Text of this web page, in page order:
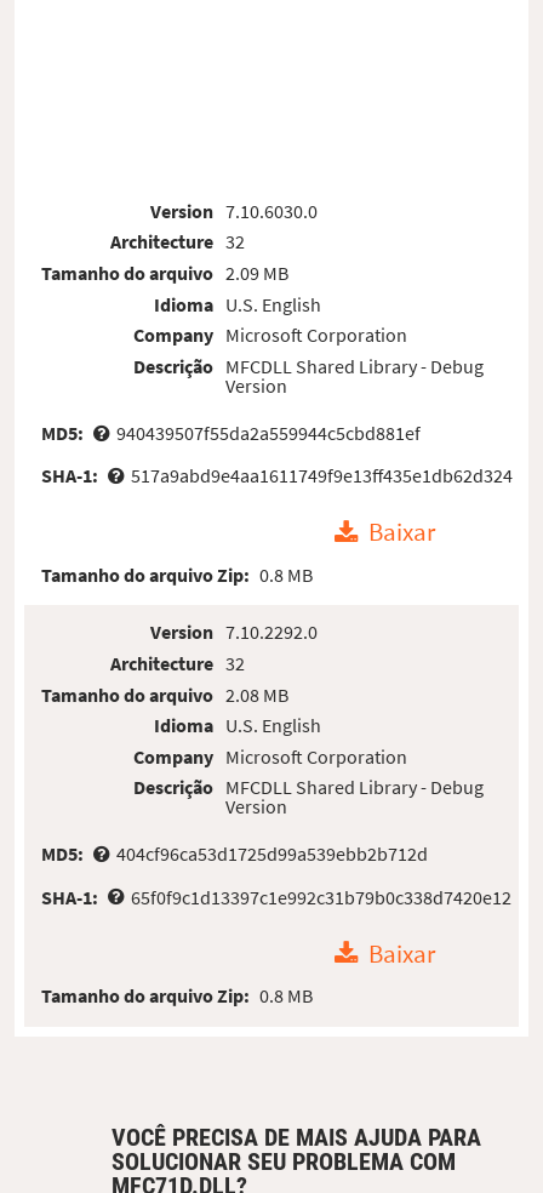
Version
Architecture
Tamanho do arquivo
Idioma
Company
Descrição
7.10.6030.0
32
2.09 MB
U.S. English
Microsoft Corporation
MFCDLL Shared Library - Debug
Version
MD5:
940439507f55da2a559944c5cbd881ef
SHA-1:
517a9abd9e4aa1611749f9e13ff435e1db62d324
Baixar
Tamanho do arquivo Zip: 0.8 MB
Version
Architecture
Tamanho do arquivo
Idioma
Company
Descrição
7.10.2292.0
32
2.08 MB
U.S. English
Microsoft Corporation
MFCDLL Shared Library - Debug
Version
MD5:
404cf96ca53d1725d99a539ebb2b712d
SHA-1:
65f0f9c1d13397c1e992c31b79b0c338d7420e12
Baixar
Tamanho do arquivo Zip: 0.8 MB
VOCÊ PRECISA DE MAIS AJUDA PARA
SOLUCIONAR SEU PROBLEMA COM
MFC71D.DLL?